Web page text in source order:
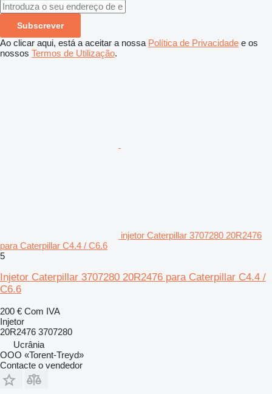
Subscrever
Ao clicar aqui, está a aceitar a nossa Política de Privacidade e os
nossos Termos de Utilização.
injetor Caterpillar 3707280 20R2476
para Caterpillar C4.4 / C6.6
5
Injetor Caterpillar 3707280 20R2476 para Caterpillar C4.4 /
C6.6
200 € Com IVA
Injetor
20R2476 3707280
Ucrânia
OOO «Torent-Treyd»
Contacte o vendedor